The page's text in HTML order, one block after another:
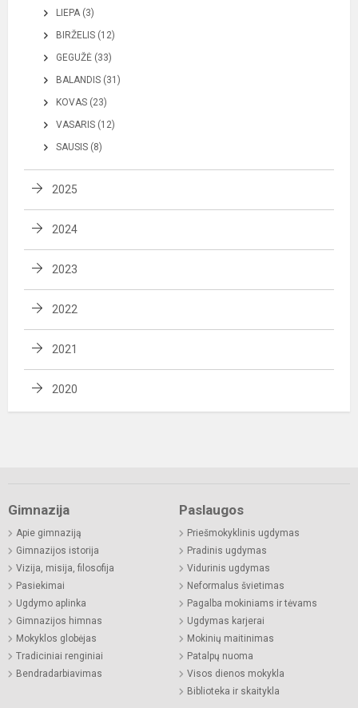
LIEPA (3)
BIRŽELIS (12)
GEGUŽĖ (33)
BALANDIS (31)
KOVAS (23)
VASARIS (12)
SAUSIS (8)
2025
2024
2023
2022
2021
2020
Gimnazija
Apie gimnaziją
Gimnazijos istorija
Vizija, misija, filosofija
Pasiekimai
Ugdymo aplinka
Gimnazijos himnas
Mokyklos globėjas
Tradiciniai renginiai
Bendradarbiavimas
Paslaugos
Priešmokyklinis ugdymas
Pradinis ugdymas
Vidurinis ugdymas
Neformalus švietimas
Pagalba mokiniams ir tėvams
Ugdymas karjerai
Mokinių maitinimas
Patalpų nuoma
Visos dienos mokykla
Biblioteka ir skaitykla